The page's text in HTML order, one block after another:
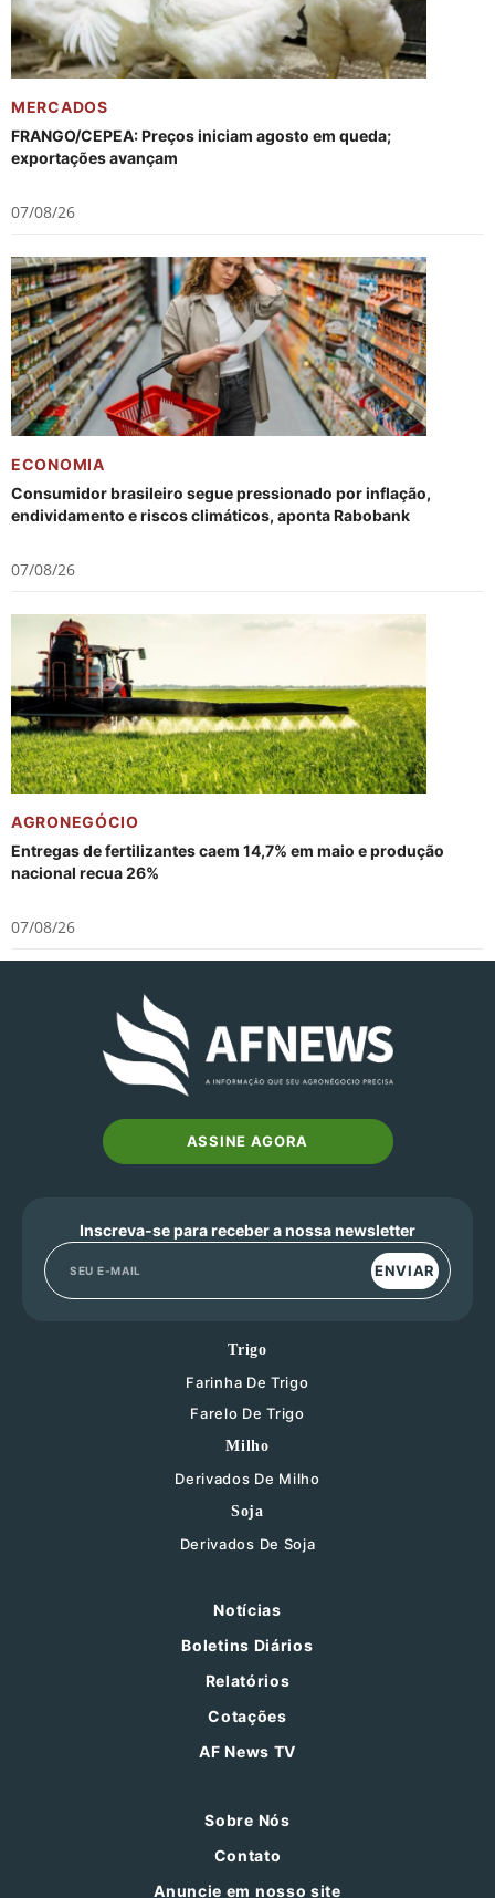
MERCADOS
FRANGO/CEPEA: Preços iniciam agosto em queda;
exportações avançam
07/08/26
ECONOMIA
Consumidor brasileiro segue pressionado por inflação,
endividamento e riscos climáticos, aponta Rabobank
07/08/26
AGRONEGÓCIO
Entregas de fertilizantes caem 14,7% em maio e produção
nacional recua 26%
07/08/26
ASSINE AGORA
Inscreva-se para receber a nossa newsletter
ENVIAR
Trigo
Farinha De Trigo
Farelo De Trigo
Milho
Derivados De Milho
Soja
Derivados De Soja
Notícias
Boletins Diários
Relatórios
Cotações
AF News TV
Sobre Nós
Contato
Anuncie em nosso site